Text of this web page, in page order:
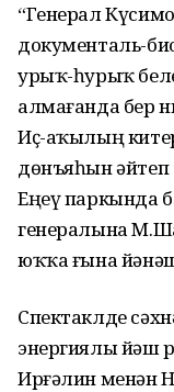
“Генерал
документаль-
урыҡ-һурыҡ
алмағанда бер
Иҫ-аҡылың
дөнъяһын әйтеп
Еңеү паркында
генералына
юҡҡа ғына
Спектаклде
энергиялы йәш
Ирғәлин менән